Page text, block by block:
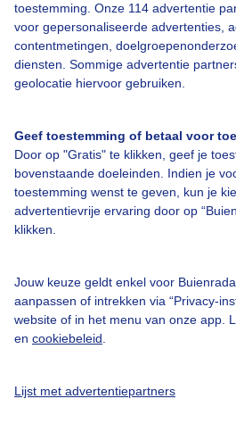
toestemming. Onze 114 advertentie
voor gepersonaliseerde advertenties,
contentmetingen,
diensten. Sommige advertentie
geolocatie hiervoor gebruiken.
Geef toestemming of betaal voor
Door op "Gratis" te klikken, geef je
bovenstaande doeleinden. Indien je
toestemming wenst te geven, kun je
advertentievrije ervaring door op
klikken.
Jouw keuze geldt enkel voor
aanpassen of intrekken via “Privacy-
website of in het menu van onze app.
en cookiebeleid
Lijst met advertentiepartners
Over Buienradar
Bedrijfsgegevens
Veelgestelde vragen
Toegankelijkheid
Adverteren
Cookie beleid
Privacy instellingen